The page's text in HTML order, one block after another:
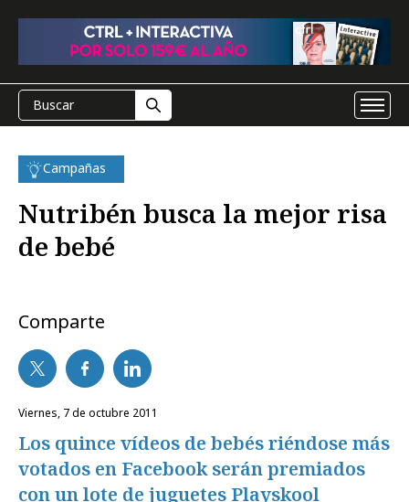
Campañas
Nutribén busca la mejor risa
de bebé
Comparte
viernes, 7 de octubre 2011
Los quince vídeos de bebés riéndose más
votados en Facebook serán premiados
con un lote de juguetes Playskool